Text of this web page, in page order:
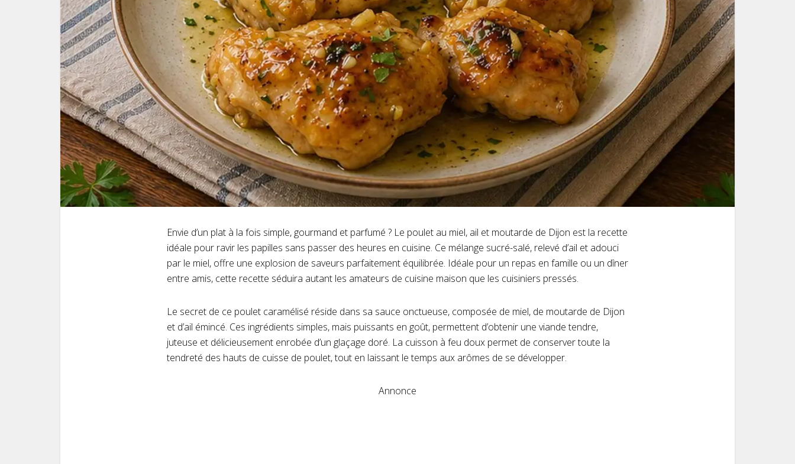
Envie d’un plat à la fois simple, gourmand et parfumé ? Le poulet au miel, ail et moutarde de Dijon est la recette
idéale pour ravir les papilles sans passer des heures en cuisine. Ce mélange sucré-salé, relevé d’ail et adouci
par le miel, offre une explosion de saveurs parfaitement équilibrée. Idéale pour un repas en famille ou un dîner
entre amis, cette recette séduira autant les amateurs de cuisine maison que les cuisiniers pressés.
Le secret de ce poulet caramélisé réside dans sa sauce onctueuse, composée de miel, de moutarde de Dijon
et d’ail émincé. Ces ingrédients simples, mais puissants en goût, permettent d’obtenir une viande tendre,
juteuse et délicieusement enrobée d’un glaçage doré. La cuisson à feu doux permet de conserver toute la
tendreté des hauts de cuisse de poulet, tout en laissant le temps aux arômes de se développer.
Annonce